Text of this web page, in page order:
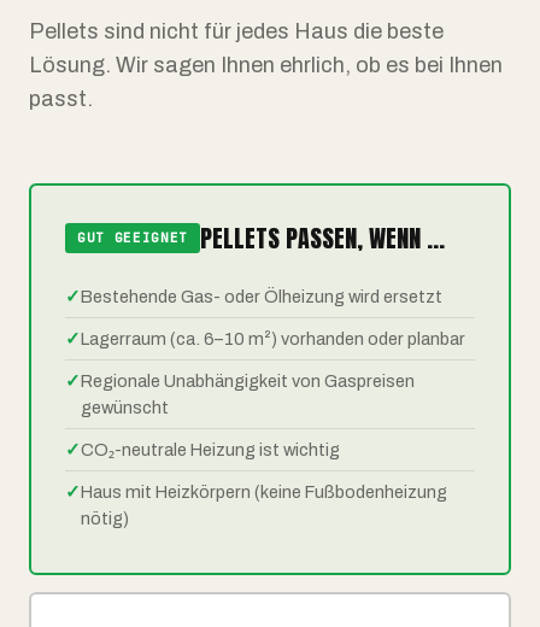
Pellets sind nicht für jedes Haus die beste
Lösung. Wir sagen Ihnen ehrlich, ob es bei Ihnen
passt.
GUT GEEIGNET PELLETS PASSEN, WENN ...
✓Bestehende Gas- oder Ölheizung wird ersetzt
✓Lagerraum (ca. 6–10 m²) vorhanden oder planbar
✓Regionale Unabhängigkeit von Gaspreisen
gewünscht
✓CO₂-neutrale Heizung ist wichtig
✓Haus mit Heizkörpern (keine Fußbodenheizung
nötig)